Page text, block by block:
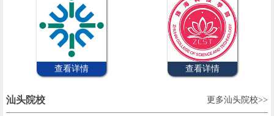
查看详情 查看详情
汕头院校 更多汕头院校>>